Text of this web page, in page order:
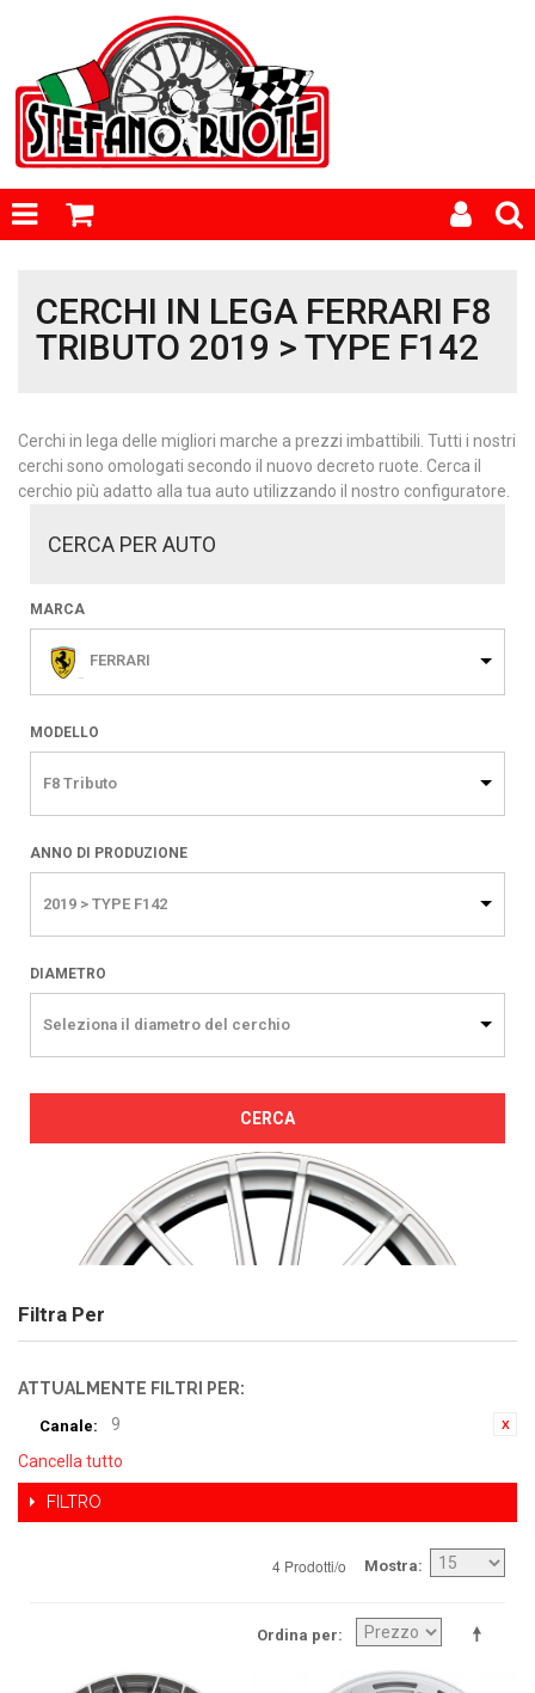
CERCHI IN LEGA FERRARI F8
TRIBUTO 2019 > TYPE F142
Cerchi in lega delle migliori marche a prezzi imbattibili. Tutti i nostri
cerchi sono omologati secondo il nuovo decreto ruote. Cerca il
cerchio più adatto alla tua auto utilizzando il nostro configuratore.
CERCA PER AUTO
MARCA
FERRARI
MODELLO
F8 Tributo
ANNO DI PRODUZIONE
2019 > TYPE F142
DIAMETRO
Seleziona il diametro del cerchio
CERCA
Filtra Per
ATTUALMENTE FILTRI PER:
Canale:
9
Cancella tutto
FILTRO
4 Prodotti/o Mostra
Ordina per